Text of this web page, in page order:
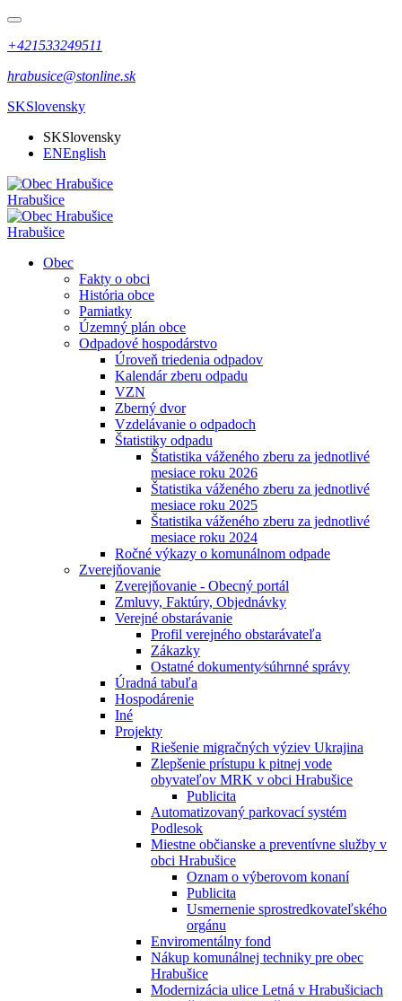
+421533249511
hrabusice@stonline.sk
SKSlovensky
SKSlovensky
ENEnglish
Hrabušice
Hrabušice
Obec
Fakty o obci
História obce
Pamiatky
Územný plán obce
Odpadové hospodárstvo
Úroveň triedenia odpadov
Kalendár zberu odpadu
VZN
Zberný dvor
Vzdelávanie o odpadoch
Štatistiky odpadu
Štatistika váženého zberu za jednotlivé
mesiace roku 2026
Štatistika váženého zberu za jednotlivé
mesiace roku 2025
Štatistika váženého zberu za jednotlivé
mesiace roku 2024
Ročné výkazy o komunálnom odpade
Zverejňovanie
Zverejňovanie - Obecný portál
Zmluvy, Faktúry, Objednávky
Verejné obstarávanie
Profil verejného obstarávateľa
Zákazky
Ostatné dokumenty⁄súhrnné správy
Úradná tabuľa
Hospodárenie
Iné
Projekty
Riešenie migračných výziev Ukrajina
Zlepšenie prístupu k pitnej vode
obyvateľov MRK v obci Hrabušice
Publicita
Automatizovaný parkovací systém
Podlesok
Miestne občianske a preventívne služby v
obci Hrabušice
Oznam o výberovom konaní
Publicita
Usmernenie sprostredkovateľského
orgánu
Enviromentálny fond
Nákup komunálnej techniky pre obec
Hrabušice
Modernizácia ulice Letná v Hrabušiciach